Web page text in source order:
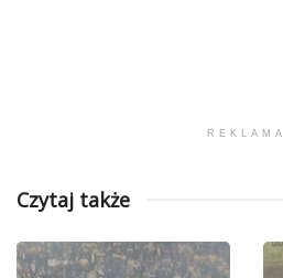
REKLAMA
Czytaj także